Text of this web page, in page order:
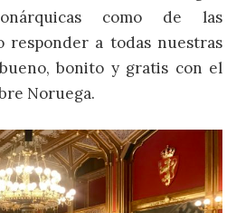
como de las
responder a todas nuestras
bonito y gratis con el
Noruega.